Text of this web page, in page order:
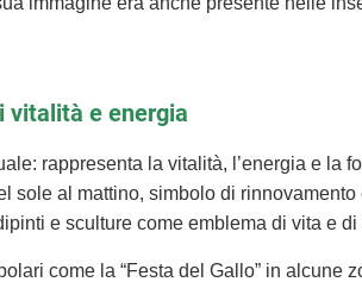
vitalità e energia
rappresenta la vitalità, l’energia e la
sole al mattino, simbolo di
e sculture come emblema di vita e di
come la “Festa del Gallo” in alcune